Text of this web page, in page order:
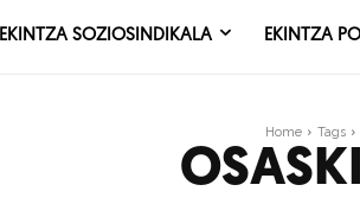
EKINTZA SOZIOSINDIKALA EKINTZA
Home Tags